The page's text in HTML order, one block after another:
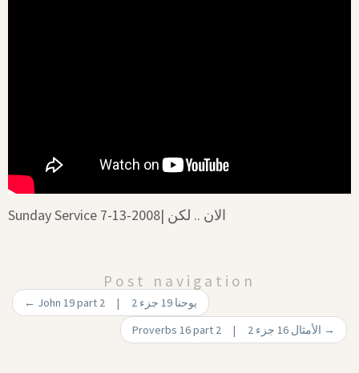
Sunday Service 7-13-2008| الان .. لكن
Post navigation
←
John 19 part 2 | يوحنا 19 جزء 2
→